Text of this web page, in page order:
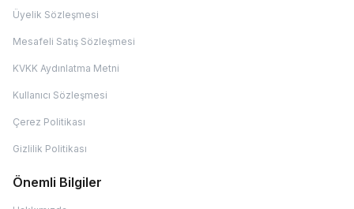
Üyelik Sözleşmesi
Mesafeli Satış Sözleşmesi
KVKK Aydınlatma Metni
Kullanıcı Sözleşmesi
Çerez Politikası
Gizlilik Politikası
Önemli Bilgiler